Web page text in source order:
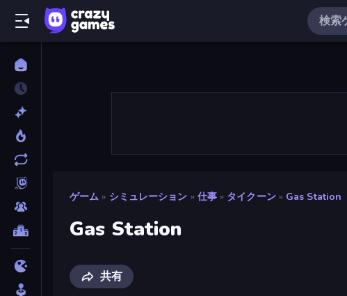
ゲーム » シミュレーション » 仕事 » タイクーン » Gas Station
Gas Station
共有